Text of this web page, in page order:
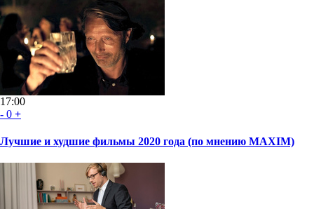
17:00
- 0 +
Лучшие и худшие фильмы 2020 года (по мнению MAXIM)